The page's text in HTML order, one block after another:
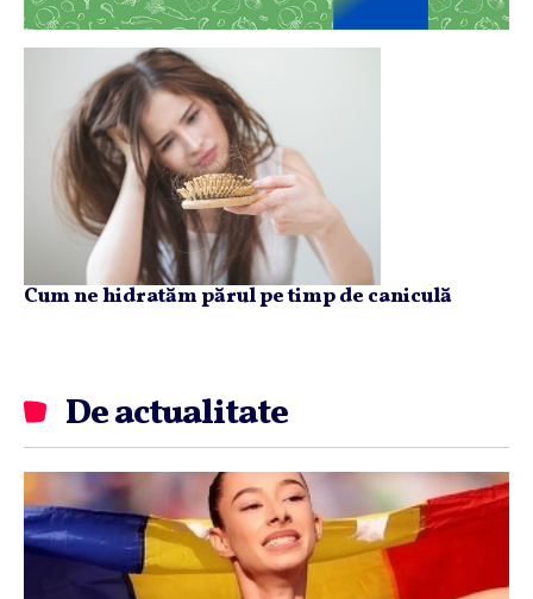
Cum ne hidratăm părul pe timp de caniculă
De actualitate